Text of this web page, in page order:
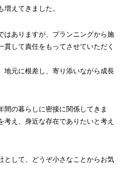
増えてきました。
はありますが、プランニングから施
貫して責任をもってさせていただく
地元に根差し、寄り添いながら成長
間の暮らしに密接に関係してきま
考え、身近な存在でありたいと考え
として、どうぞ小さなことからお気